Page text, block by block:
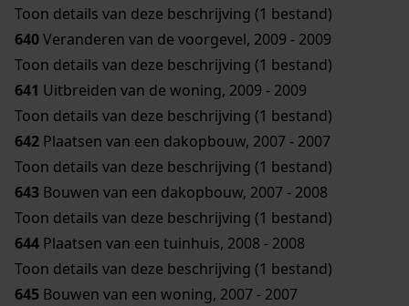
Toon details van deze beschrijving (1 bestand)
640Veranderen van de voorgevel, 2009 - 2009
Toon details van deze beschrijving (1 bestand)
641 Uitbreiden van de woning, 2009 - 2009
Toon details van deze beschrijving (1 bestand)
642 Plaatsen van een dakopbouw, 2007 - 2007
Toon details van deze beschrijving (1 bestand)
643 Bouwen van een dakopbouw, 2007 - 2008
Toon details van deze beschrijving (1 bestand)
644 Plaatsen van een tuinhuis, 2008 - 2008
Toon details van deze beschrijving (1 bestand)
645 Bouwen van een woning, 2007 - 2007